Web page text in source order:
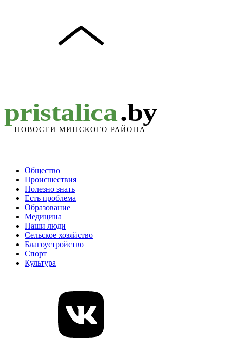
Общество
Происшествия
Полезно знать
Есть проблема
Образование
Медицина
Наши люди
Сельское хозяйство
Благоустройство
Спорт
Культура